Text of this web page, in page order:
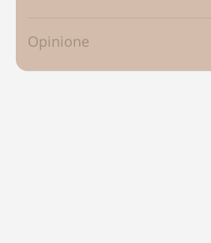
Opinione